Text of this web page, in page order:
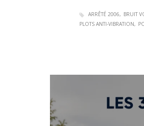
ARRÊTÉ 2006 BRUIT
PLOTS ANTI-VIBRATION